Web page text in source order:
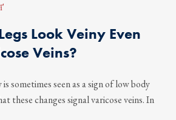
Look Veiny Even
Veins?
sometimes seen as a sign of low body
these changes signal varicose veins. In